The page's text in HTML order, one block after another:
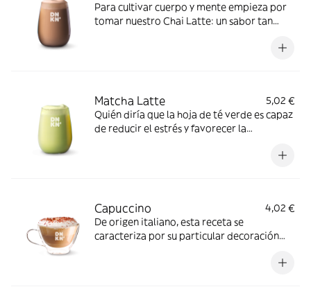
Para cultivar cuerpo y mente empieza por
tomar nuestro Chai Latte: un sabor tan
Matcha Latte
5,02 €
Quién diría que la hoja de té verde es capaz
de reducir el estrés y favorecer la
Capuccino
4,02 €
De origen italiano, esta receta se
caracteriza por su particular decoración